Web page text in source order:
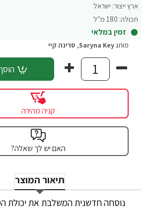
ארץ ייצור: ישראל
תכולה: 180 מ"ל
זמין במלאי
מותגSaryna Key
, סרינה קיי
קניה מהירה
האם יש לך שאלה?
תיאור המוצר
נוסחה חדשנית המשלבת את יכולת